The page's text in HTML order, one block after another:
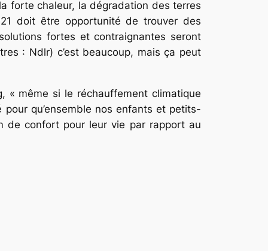
forte chaleur, la dégradation des terres
doit être opportunité de trouver des
fortes et contraignantes seront
: Ndlr) c’est beaucoup, mais ça peut
« même si le réchauffement climatique
qu’ensemble nos enfants et petits-
de confort pour leur vie par rapport au